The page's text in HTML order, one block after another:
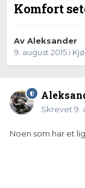
Komfort
Av Aleksander
9. august 2015 i
Skrevet9.
Noen som har et